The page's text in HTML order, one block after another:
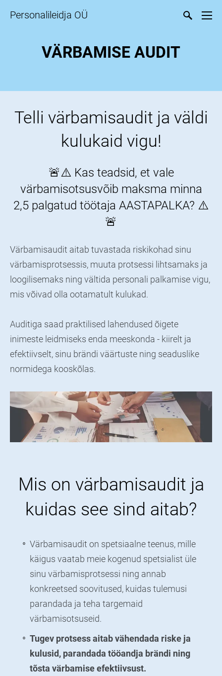
Personalileidja OÜ
VÄRBAMISE AUDIT
Telli värbamisaudit ja väldi
kulukaid vigu!
🚨⚠️ Kas teadsid, et vale
värbamisotsusvõib maksma minna
2,5 palgatud töötaja AASTAPALKA? ⚠️
🚨
Värbamisaudit aitab tuvastada riskikohad sinu
värbamisprotsessis, muuta protsessi lihtsamaks ja
loogilisemaks ning vältida personali palkamise vigu,
mis võivad olla ootamatult kulukad.
Auditiga saad praktilised lahendused õigete
inimeste leidmiseks enda meeskonda - kiirelt ja
efektiivselt, sinu brändi väärtuste ning seaduslike
normidega kooskõlas.
Mis on värbamisaudit ja
kuidas see sind aitab?
Värbamisaudit on spetsiaalne teenus, mille
käigus vaatab meie kogenud spetsialist üle
sinu värbamisprotsessi ning annab
konkreetsed soovitused, kuidas tulemusi
parandada ja teha targemaid
värbamisotsuseid.
Tugev protsess aitab vähendada riske ja
kulusid, parandada tööandja brändi ning
tõsta värbamise efektiivsust.